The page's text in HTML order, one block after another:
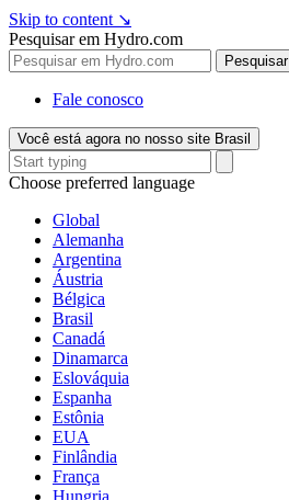
Skip to content ↘
Pesquisar em Hydro.com
Pesquisar
Fale conosco
Você está agora no nosso site Brasil
Choose preferred language
Global
Alemanha
Argentina
Áustria
Bélgica
Brasil
Canadá
Dinamarca
Eslováquia
Espanha
Estônia
EUA
Finlândia
França
Hungria